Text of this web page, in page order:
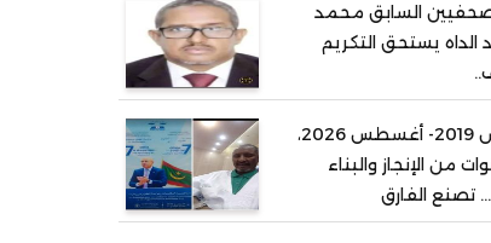
السابق محمد
الداه يستحق التكريم
أغسطس 2019- أغسطس 2026،
من الإنجاز والبناء
تصنع الفارق